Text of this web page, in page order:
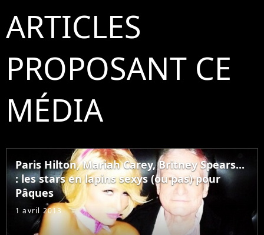
ARTICLES
PROPOSANT CE
MÉDIA
Paris Hilton, Mariah Carey, Britney Spears...
: les stars en lapins sexys (ou pas) pour
Pâques
1 avril 2013